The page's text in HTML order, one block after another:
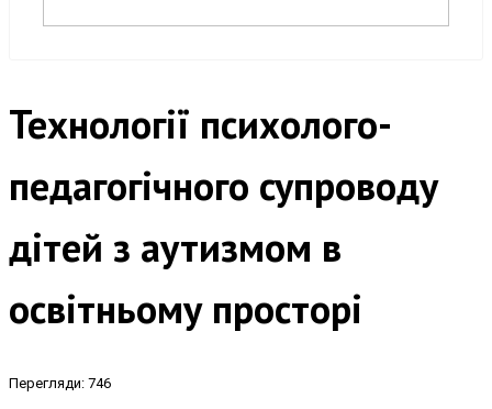
Технології психолого-
педагогічного супроводу
дітей з аутизмом в
освітньому просторі
Перегляди: 746